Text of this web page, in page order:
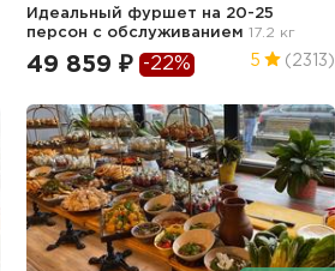
Идеальный фуршет на 20-25
персон с обслуживанием17.2 кг
49 859 ₽ -22% 5 (2313)